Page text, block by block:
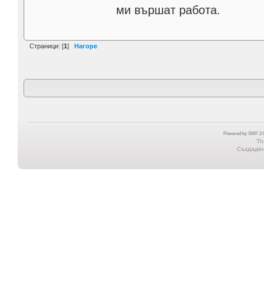
ми вършат работа.
Страници: [1] Нагоре
Powered by SMF